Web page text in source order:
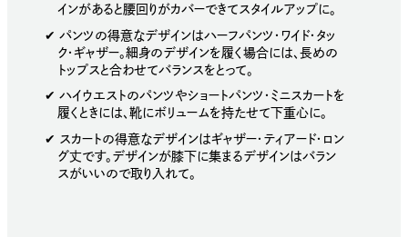
インがあると腰回りがカバーできてスタイルアップに。
✔︎ パンツの得意なデザインはハーフパンツ・ワイド・タッ
ク・ギャザー。細身のデザインを履く場合には、長めの
トップスと合わせてバランスをとって。
✔︎ ハイウエストのパンツやショートパンツ・ミニスカートを
履くときには、靴にボリュームを持たせて下重心に。
✔︎ スカートの得意なデザインはギャザー・ティアード・ロン
グ丈です。デザインが膝下に集まるデザインはバラン
スがいいので取り入れて。